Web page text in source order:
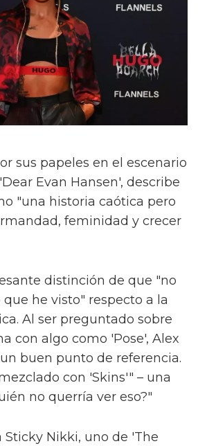
sus papeles en el escenario
Evan Hansen', describe
"una historia caótica pero
feminidad y crecer
distinción de que "no
he visto" respecto a la
Al ser preguntado sobre
con algo como 'Pose', Alex
buen punto de referencia.
con 'Skins'" – una
no querría ver eso?"
Nikki, uno de 'The